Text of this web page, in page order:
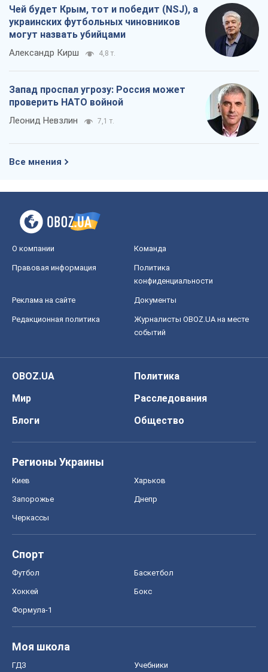
Чей будет Крым, тот и победит (NSJ), а
украинских футбольных чиновников
могут назвать убийцами
Александр Кирш 4,8 т.
Запад проспал угрозу: Россия может
проверить НАТО войной
Леонид Невзлин 7,1 т.
Все мнения
О компании Команда
Правовая информация
Политика
конфиденциальности
Реклама на сайте Документы
Редакционная политика
Журналисты OBOZ.UA на месте
событий
OBOZ.UA
Политика
Мир
Расследования
Блоги
Общество
Регионы Украины
Киев Харьков
Запорожье Днепр
Черкассы
Спорт
Футбол Баскетбол
Хоккей Бокс
Формула-1
Моя школа
ГДЗ Учебники